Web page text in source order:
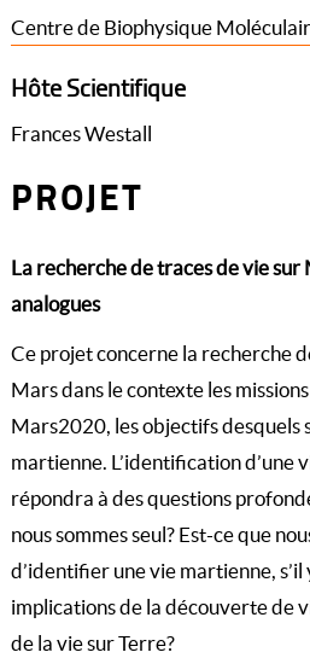
Centre de Biophysique
Hôte Scientifique
Frances Westall
PROJET
La recherche de traces de vie
analogues
Ce projet concerne la recherche
Mars dans le contexte les
Mars2020, les objectifs desquels
martienne. L’identification d’une
répondra à des questions
nous sommes seul? Est-ce que
d’identifier une vie martienne, s’il
implications de la découverte de
de la vie sur Terre?